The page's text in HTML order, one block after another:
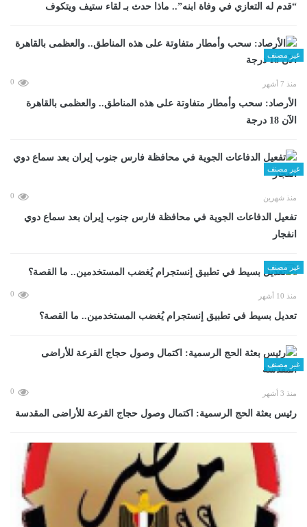
“قدم له التعازي في وفاة ابنه”.. ماذا حدث بـ لقاء ستيف ويتكوف
غير مصنف
منذ 7 أشهر 0
الأرصاد: سحب وأمطار متفاوتة على هذه المناطق.. والعظمى بالقاهرة
الآن 18 درجة
غير مصنف
منذ شهرين 0
تفعيل الدفاعات الجوية في محافظة فارس جنوب إيران بعد سماع دوي
انفجار
غير مصنف
منذ 10 أشهر 0
تعديل بسيط في تطبيق إنستجرام يُغضب المستخدمين.. ما القصة؟
غير مصنف
منذ 3 أشهر 0
رئيس بعثة الحج الرسمية: اكتمال وصول حجاج القرعة للأراضى المقدسة